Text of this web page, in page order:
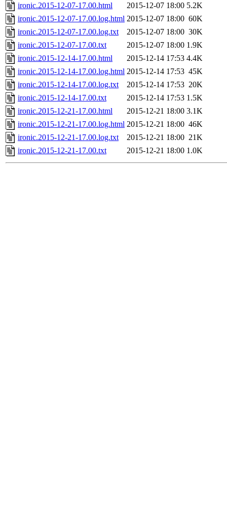
ironic.2015-12-07-17.00.html
2015-12-07 18:00 5.2K
ironic.2015-12-07-17.00.log.html 2015-12-07 18:00 60K
ironic.2015-12-07-17.00.log.txt
2015-12-07 18:00 30K
ironic.2015-12-07-17.00.txt
2015-12-07 18:00 1.9K
ironic.2015-12-14-17.00.html
2015-12-14 17:53 4.4K
ironic.2015-12-14-17.00.log.html 2015-12-14 17:53 45K
ironic.2015-12-14-17.00.log.txt
2015-12-14 17:53 20K
ironic.2015-12-14-17.00.txt
2015-12-14 17:53 1.5K
ironic.2015-12-21-17.00.html
2015-12-21 18:00 3.1K
ironic.2015-12-21-17.00.log.html 2015-12-21 18:00 46K
ironic.2015-12-21-17.00.log.txt
2015-12-21 18:00 21K
ironic.2015-12-21-17.00.txt
2015-12-21 18:00 1.0K